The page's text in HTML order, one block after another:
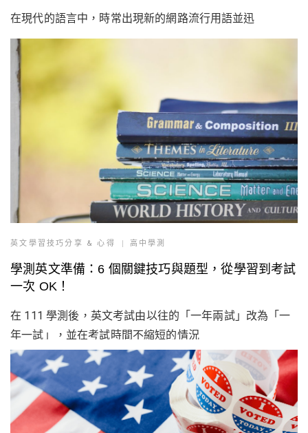
在現代的語言中，時常出現新的網路流行用語並迅
英文學習技巧分享 & 心得 高中學測
學測英文準備：6 個關鍵技巧與題型，從學習到考試
一次 OK！
在 111 學測後，英文考試由以往的「一年兩試」改為「一
年一試」，並在考試時間不縮短的情況